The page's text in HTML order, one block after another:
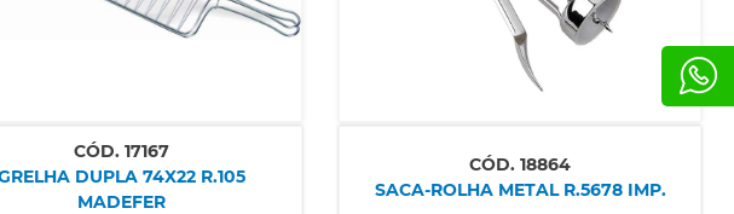
CÓD. 17167
DUPLA 74X22 R.105
MADEFER
CÓD. 18864
SACA-ROLHA METAL R.5678 IMP.